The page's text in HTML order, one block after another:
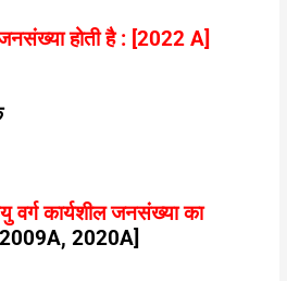
होती है : [2022 A]
कार्यशील जनसंख्या का
[2009A, 2020A]